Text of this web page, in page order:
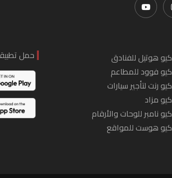
كيو هوتيل للفنادق
كيو فوود للمطاعم
كيو رنت لتأجير سيارات
كيو مزاد
كيو نامبر للوحات والأرقام
كيو هوست للمواقع
حمل